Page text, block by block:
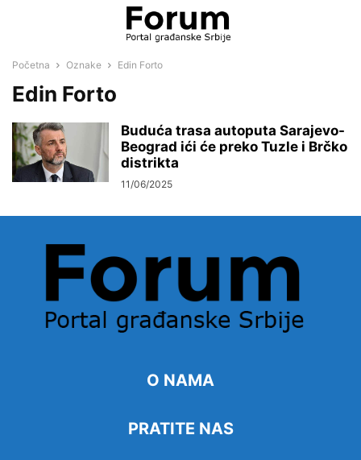
Početna Oznake Edin Forto
Edin Forto
Buduća trasa autoputa Sarajevo-
Beograd ići će preko Tuzle i Brčko
distrikta
11/06/2025
O NAMA
PRATITE NAS